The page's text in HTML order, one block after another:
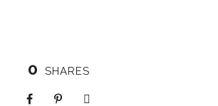
0 SHARES